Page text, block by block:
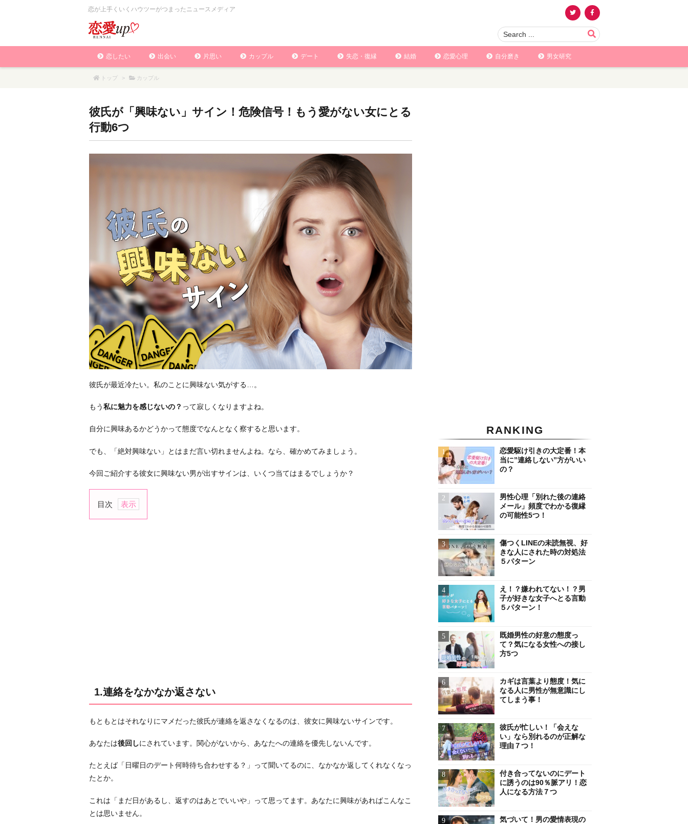
恋が上手くいくハウツーがつまったニュースメディア
恋したい 出会い 片思い カップル デート 失恋・復縁 結婚 恋愛心理 自分磨き 男女研究
トップ > カップル
彼氏が「興味ない」サイン！危険信号！もう愛がない女にとる
行動6つ
彼氏が最近冷たい。私のことに興味ない気がする…。
もう私に魅力を感じないの？ って寂しくなりますよね。
自分に興味あるかどうかって態度でなんとなく察すると思います。
でも、「絶対興味ない」とはまだ言い切れませんよね。なら、確かめてみましょう。
今回ご紹介する彼女に興味ない男が出すサインは、いくつ当てはまるでしょうか？
目次
1.
会
あ
ち
が
当
3.
1.連絡をなかなか返さない
もともとはそれなりにマメだった彼氏が連絡を返さなくなるのは、彼女に興味ないサインです。
あなたは後回しにされています。関心がないから、あなたへの連絡を優先しないんです。
たとえば「日曜日のデート何時待ち合わせする？」って聞いてるのに、なかなか返してくれなくなっ
たとか。
これは「まだ日があるし、返すのはあとでいいや」って思ってます。あなたに興味があればこんなこ
とは思いません。
RANKING
恋愛駆け引きの大定番！本
当に”連絡しない”方がいい
の？
男性心理「別れた後の連絡
メール」頻度でわかる復縁
の可能性5つ！
傷つくLINEの未読無視、好
きな人にされた時の対処法
５パターン
え！？嫌われてない！？男
子が好きな女子へとる言動
５パターン！
既婚男性の好意の態度っ
て？気になる女性への接し
方5つ
カギは言葉より態度！気に
なる人に男性が無意識にし
てしまう事！
彼氏が忙しい！「会えな
い」なら別れるのが正解な
理由７つ！
付き合ってないのにデート
に誘うのは90％脈アリ！恋
人になる方法７つ
気づいて！男の愛情表現の